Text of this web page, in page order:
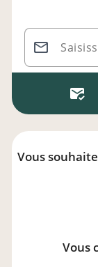
Vous
Vous